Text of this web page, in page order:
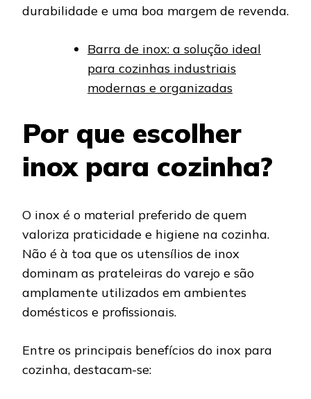
durabilidade e uma boa margem de revenda.
Barra de inox: a solução ideal
para cozinhas industriais
modernas e organizadas
Por que escolher
inox para cozinha?
O inox é o material preferido de quem
valoriza praticidade e higiene na cozinha.
Não é à toa que os utensílios de inox
dominam as prateleiras do varejo e são
amplamente utilizados em ambientes
domésticos e profissionais.
Entre os principais benefícios do inox para
cozinha, destacam-se: